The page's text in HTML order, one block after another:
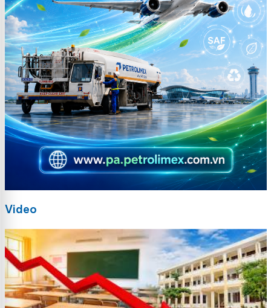
Video